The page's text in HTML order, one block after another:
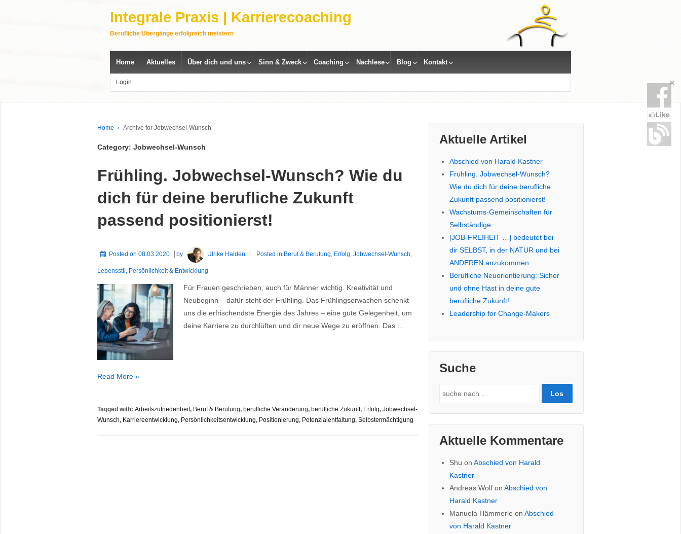
Integrale Praxis | Karrierecoaching
Berufliche Übergänge erfolgreich meistern
Home Aktuelles Über dich und uns Sinn & Zweck Coaching Nachlese Blog Kontakt
Login
Home › Archive for Jobwechsel-Wunsch
Category: Jobwechsel-Wunsch
Frühling. Jobwechsel-Wunsch? Wie du
dich für deine berufliche Zukunft
passend positionierst!
Posted on 08.03.2020 by Ulrike Haiden Posted in Beruf & Berufung Erfolg Jobwechsel-Wunsch
Lebensstil, Persönlichkeit & Entwicklung
Für Frauen geschrieben, auch für Männer wichtig. Kreativität und
Neubeginn – dafür steht der Frühling. Das Frühlingserwachen schenkt
uns die erfrischendste Energie des Jahres – eine gute Gelegenheit, um
deine Karriere zu durchlüften und dir neue Wege zu eröffnen. Das …
Frühling.
Wie
Read More »
Tagged with: Arbeitszufriedenheit, Beruf & Berufung, berufliche Veränderung, berufliche Zukunft, Erfolg, Jobwechsel-
Wunsch, Karriereentwicklung, Persönlichkeitsentwicklung, Positionierung, Potenzialentfaltung, Selbstermächtigung
Aktuelle Artikel
Abschied von Harald Kastner
Frühling. Jobwechsel-Wunsch?
Wie du dich für deine berufliche
Zukunft passend positionierst!
Wachstums-Gemeinschaften für
Selbständige
[JOB-FREIHEIT …] bedeutet bei
dir SELBST, in der NATUR und bei
ANDEREN anzukommen
Berufliche Neuorientierung: Sicher
und ohne Hast in deine gute
berufliche Zukunft!
Leadership for Change-Makers
Suche
Search
Aktuelle Kommentare
Shu on Abschied von Harald
Kastner
Andreas Wolfon Abschied von
Harald Kastner
Manuela Hämmerle on Abschied
von Harald Kastner